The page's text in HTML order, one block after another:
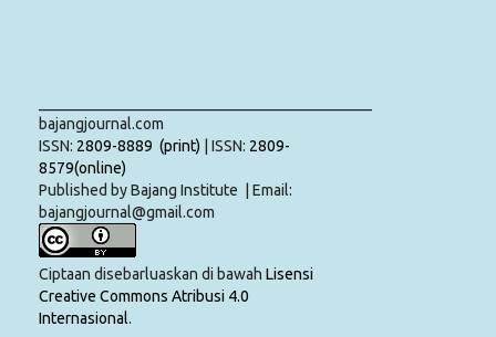
bajangjournal.com
ISSN: 2809-8889 (print) | ISSN: 2809-
8579(online)
Published by Bajang Institute | Email:
bajangjournal@gmail.com
Ciptaan disebarluaskan di bawah Lisensi
Creative Commons Atribusi 4.0
Internasional.